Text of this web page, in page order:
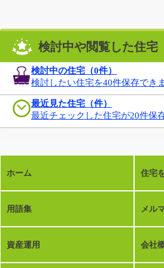
検討中や閲覧した住宅
検討中の住宅（0件）
検討したい住宅を40件保存できま
最近見た住宅（件）
最近チェックした住宅が20件保
ホーム 住宅
用語集 メル
資産運用 会社